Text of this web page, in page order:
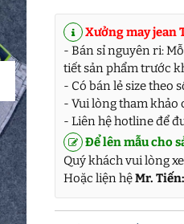
Xưởng may jean
- Bán sỉ nguyên ri:
tiết sản phẩm trước
- Có bán lẻ size theo
- Vui lòng tham khảo
- Liên hệ hotline để
Để lên mẫu cho
Quý khách vui lòng
Hoặc liện hệMr. Tiến: